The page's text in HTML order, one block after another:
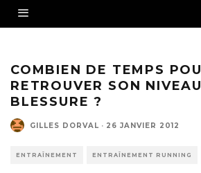
COMBIEN DE TEMPS
RETROUVER SON
BLESSURE ?
GILLES DORVAL · 26 JANVIER 2012
ENTRAÎNEMENT ENTRAÎNEMENT RUNNING